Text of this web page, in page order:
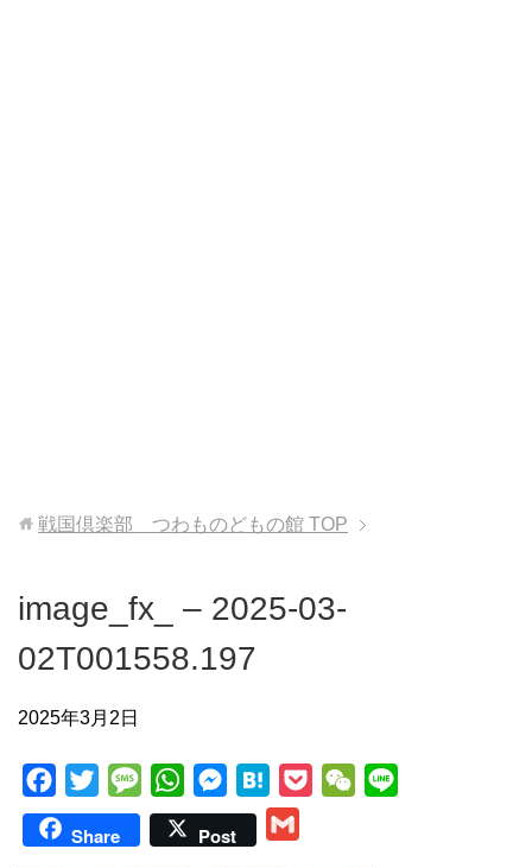
戦国倶楽部 つわものどもの館 TOP
image_fx_ – 2025-03-
02T001558.197
2025年3月2日
a
c
w
i
M
e
s
W
h
a
e
s
a
t
W
Share Post